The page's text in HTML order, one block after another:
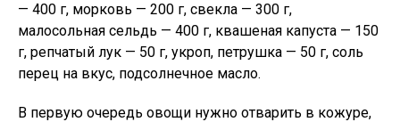
— 400 г, морковь — 200 г, свекла — 300 г,
малосольная сельдь — 400 г, квашеная капуста — 150
г, репчатый лук — 50 г, укроп, петрушка — 50 г, соль
перец на вкус, подсолнечное масло.
В первую очередь овощи нужно отварить в кожуре,